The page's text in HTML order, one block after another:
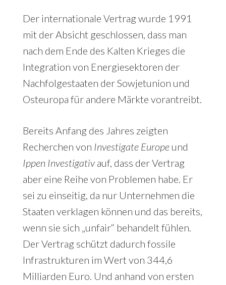
Der internationale Vertrag wurde 1991
mit der Absicht geschlossen, dass man
nach dem Ende des Kalten Krieges die
Integration von Energiesektoren der
Nachfolgestaaten der Sowjetunion und
Osteuropa für andere Märkte vorantreibt.
Bereits Anfang des Jahres zeigten
Recherchen von Investigate Europeund
Ippen Investigativauf, dass der Vertrag
aber eine Reihe von Problemen habe. Er
sei zu einseitig, da nur Unternehmen die
Staaten verklagen können und das bereits,
wenn sie sich „unfair“ behandelt fühlen.
Der Vertrag schützt dadurch fossile
Infrastrukturen im Wert von 344,6
Milliarden Euro. Und anhand von ersten